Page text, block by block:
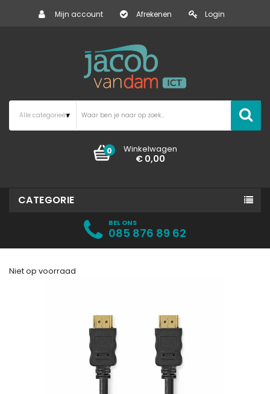
Mijn account Afrekenen Login
Winkelwagen
0
€ 0,00
CATEGORIE
BEL ONS
085 876 89 62
Niet op voorraad